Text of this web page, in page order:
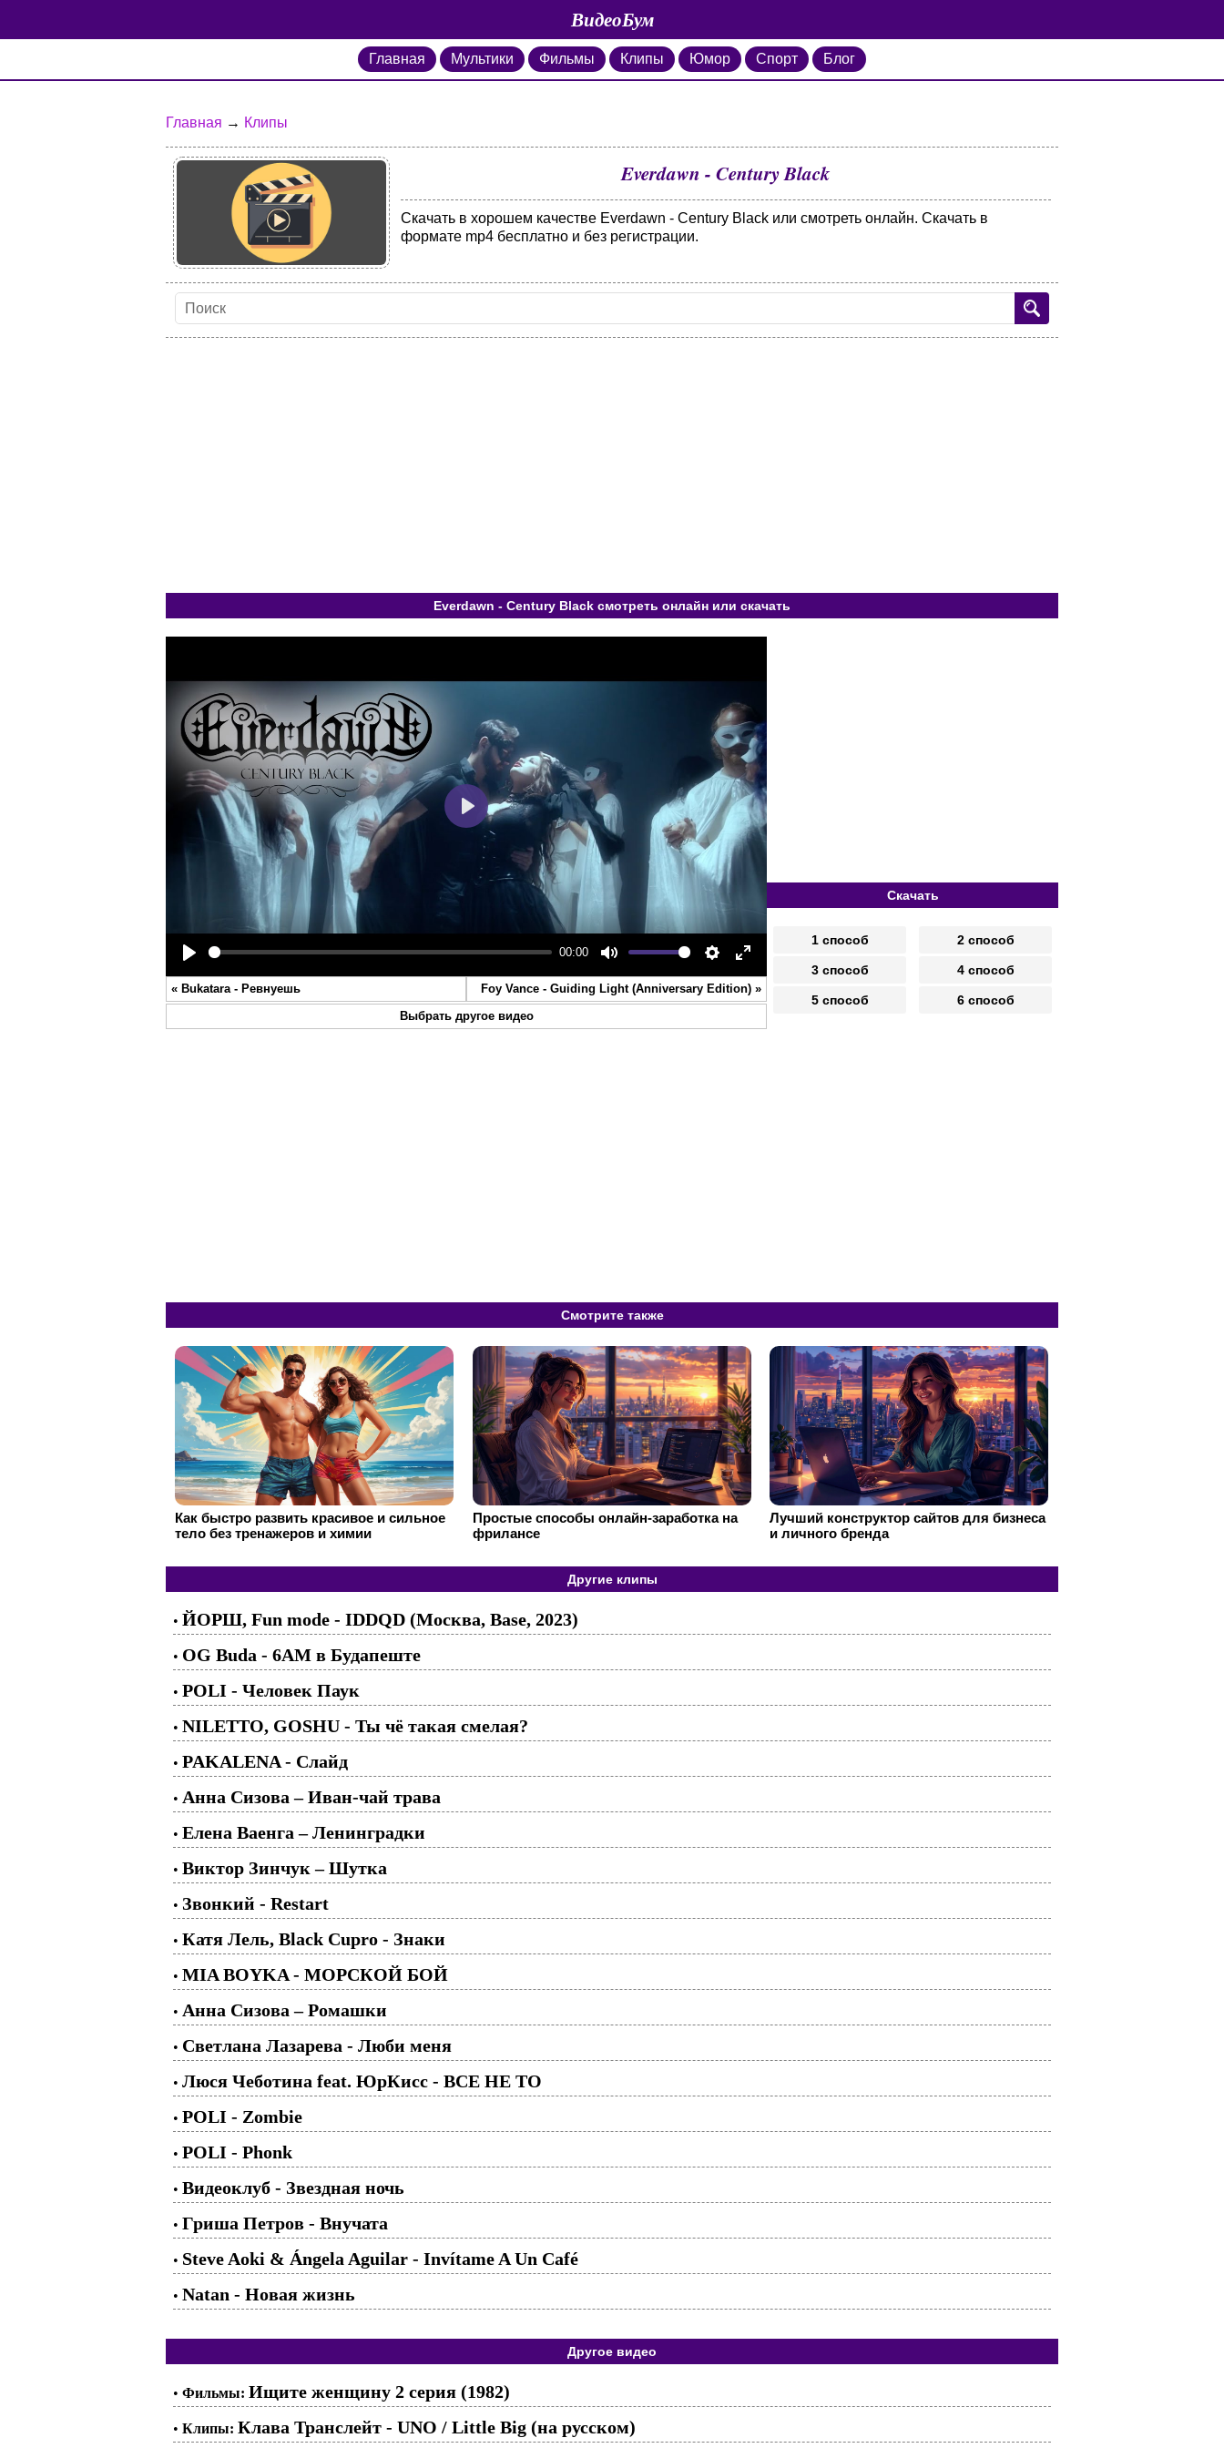
ВидеоБум
Главная Мультики Фильмы Клипы Юмор Спорт Блог
Главная → Клипы
Everdawn - Century Black
Скачать в хорошем качестве Everdawn - Century Black или смотреть онлайн. Скачать в
формате mp4 бесплатно и без регистрации.
Everdawn - Century Black смотреть онлайн или скачать
Play
00:00
Mute Settings
Enter
fullscreen
Play
« Bukatara - Ревнуешь Foy Vance - Guiding Light (Anniversary Edition) »
Выбрать другое видео
Скачать
1 способ 2 способ
3 способ 4 способ
5 способ 6 способ
Смотрите также
Как быстро развить красивое и сильное
тело без тренажеров и химии
Простые способы онлайн-заработка на
фрилансе
Лучший конструктор сайтов для бизнеса
и личного бренда
Другие клипы
• ЙОРШ, Fun mode - IDDQD (Москва, Base, 2023)
• OG Buda - 6AM в Будапеште
• POLI - Человек Паук
• NILETTO, GOSHU - Ты чё такая смелая?
• PAKALENA - Слайд
• Анна Сизова – Иван-чай трава
• Елена Ваенга – Ленинградки
• Виктор Зинчук – Шутка
• Звонкий - Restart
• Катя Лель, Black Cupro - Знаки
• MIA BOYKA - МОРСКОЙ БОЙ
• Анна Сизова – Ромашки
• Светлана Лазарева - Люби меня
• Люся Чеботина feat. ЮрКисс - ВСЕ НЕ ТО
• POLI - Zombie
• POLI - Phonk
• Видеоклуб - Звездная ночь
• Гриша Петров - Внучата
• Steve Aoki & Ángela Aguilar - Invítame A Un Café
• Natan - Новая жизнь
Другое видео
• Фильмы: Ищите женщину 2 серия (1982)
• Клипы: Клава Транслейт - UNO / Little Big (на русском)